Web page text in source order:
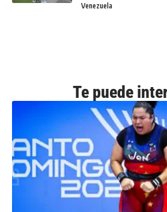
Venezuela
Te puede